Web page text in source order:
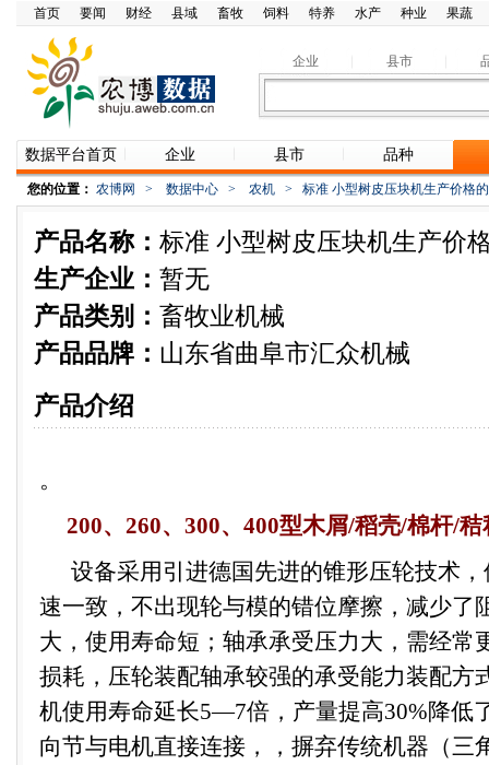
首页 要闻 财经 县域 畜牧 饲料 特养 水产 种业 果蔬
企业 县市
数据平台首页 企业 县市 品种
您的位置： 农博网 > 数据中心 > 农机 > 标准 小型树皮压块机生产价格
产品名称： 标准 小型树皮压块机生产价
生产企业： 暂无
产品类别： 畜牧业机械
产品品牌： 山东省曲阜市汇众机械
产品介绍
。
200、 260、 300、 400型木屑/稻壳/棉杆/秸
设备采用引进德国先进的锥形压轮技术
速一致，不出现轮与模的错位摩擦，减少了
大，使用寿命短；轴承承受压力大，需经常
损耗，压轮装配轴承较强的承受能力装配方
机使用寿命延长5—7倍，产量提高30%降低
向节与电机直接连接，，摒弃传统机器（三